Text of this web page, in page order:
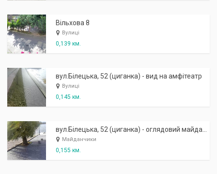
Вільхова 8
Вулиці
0,139 км.
вул.Білецька, 52 (циганка) - вид на амфітеатр
Вулиці
0,145 км.
Майданчики
0,155 км.